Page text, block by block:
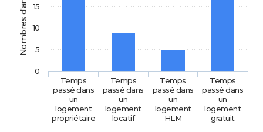
Nombres d'années
Temps
passé dans
un
logement
propriétaire
Temps
passé dans
un
logement
locatif
Temps
passé dans
un
logement
HLM
Temps
passé dans
un
logement
gratuit
0
5
10
15